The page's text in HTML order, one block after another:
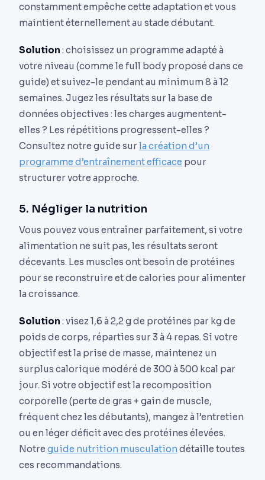
constamment empêche cette adaptation et vous
maintient éternellement au stade débutant.
Solution : choisissez un programme adapté à
votre niveau (comme le full body proposé dans ce
guide) et suivez-le pendant au minimum 8 à 12
semaines. Jugez les résultats sur la base de
données objectives : les charges augmentent-
elles ? Les répétitions progressent-elles ?
Consultez notre guide surla création d’un
programme d’entraînement efficace pour
structurer votre approche.
5. Négliger la nutrition
Vous pouvez vous entraîner parfaitement, si votre
alimentation ne suit pas, les résultats seront
décevants. Les muscles ont besoin de protéines
pour se reconstruire et de calories pour alimenter
la croissance.
Solution : visez 1,6 à 2,2 g de protéines par kg de
poids de corps, réparties sur 3 à 4 repas. Si votre
objectif est la prise de masse, maintenez un
surplus calorique modéré de 300 à 500 kcal par
jour. Si votre objectif est la recomposition
corporelle (perte de gras + gain de muscle,
fréquent chez les débutants), mangez à l’entretien
ou en léger déficit avec des protéines élevées.
Notre guide nutrition musculation détaille toutes
ces recommandations.